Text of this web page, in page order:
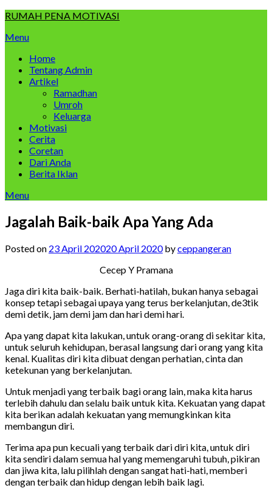
Skip
content
RUMAH PENA MOTIVASI
Menu
Home
Tentang Admin
Artikel
Ramadhan
Umroh
Keluarga
Motivasi
Cerita
Coretan
Dari Anda
Berita Iklan
Menu
Jagalah Baik-baik Apa Yang Ada
Posted on 23 April 202020 April 2020byceppangeran
Cecep Y Pramana
Jaga diri kita baik-baik. Berhati-hatilah, bukan hanya sebagai
konsep tetapi sebagai upaya yang terus berkelanjutan, de3tik
demi detik, jam demi jam dan hari demi hari.
Apa yang dapat kita lakukan, untuk orang-orang di sekitar kita,
untuk seluruh kehidupan, berasal langsung dari orang yang kita
kenal. Kualitas diri kita dibuat dengan perhatian, cinta dan
ketekunan yang berkelanjutan.
Untuk menjadi yang terbaik bagi orang lain, maka kita harus
terlebih dahulu dan selalu baik untuk kita. Kekuatan yang dapat
kita berikan adalah kekuatan yang memungkinkan kita
membangun diri.
Terima apa pun kecuali yang terbaik dari diri kita, untuk diri
kita sendiri dalam semua hal yang memengaruhi tubuh, pikiran
dan jiwa kita, lalu pilihlah dengan sangat hati-hati, memberi
dengan terbaik dan hidup dengan lebih baik lagi.